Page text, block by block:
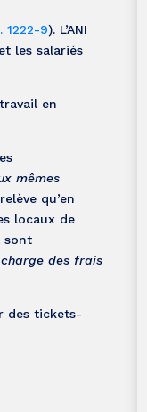
1222-9). L’ANI
les salariés
en
mêmes
qu’en
locaux de
sont
des frais
des tickets-